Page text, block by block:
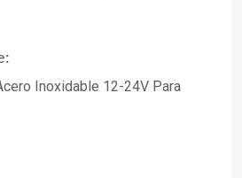
Inoxidable 12-24V Para